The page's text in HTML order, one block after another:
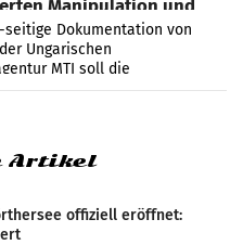
Manipulation und
seitige Dokumentation von
Ungarischen
MTI soll die
Nachrichten-Manipulation und
Artikel
offiziell eröffnet: